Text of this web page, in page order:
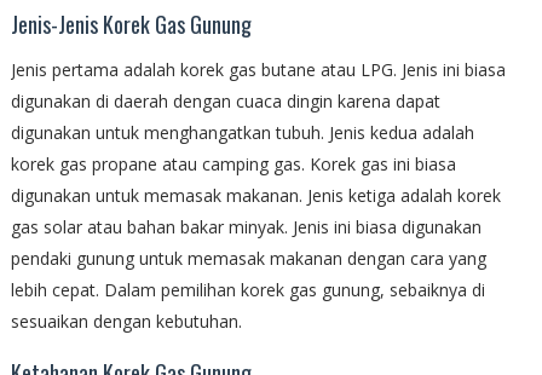
Jenis-Jenis Korek Gas Gunung
Jenis pertama adalah korek gas butane atau LPG. Jenis ini biasa
digunakan di daerah dengan cuaca dingin karena dapat
digunakan untuk menghangatkan tubuh. Jenis kedua adalah
korek gas propane atau camping gas. Korek gas ini biasa
digunakan untuk memasak makanan. Jenis ketiga adalah korek
gas solar atau bahan bakar minyak. Jenis ini biasa digunakan
pendaki gunung untuk memasak makanan dengan cara yang
lebih cepat. Dalam pemilihan korek gas gunung, sebaiknya di
sesuaikan dengan kebutuhan.